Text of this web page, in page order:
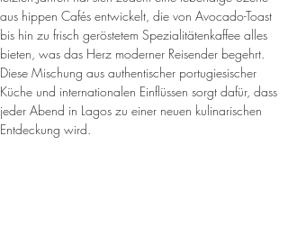
aus hippen Cafés entwickelt, die von Avocado-Toast
bis hin zu frisch geröstetem Spezialitätenkaffee alles
bieten, was das Herz moderner Reisender begehrt.
Diese Mischung aus authentischer portugiesischer
Küche und internationalen Einflüssen sorgt dafür, dass
jeder Abend in Lagos zu einer neuen kulinarischen
Entdeckung wird.